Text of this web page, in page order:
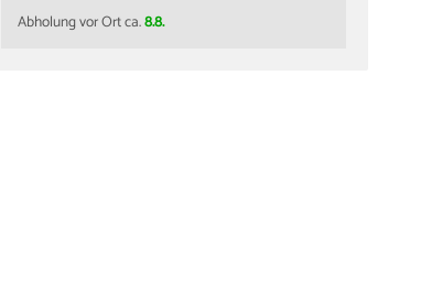
Abholung vor Ort ca.8.8.